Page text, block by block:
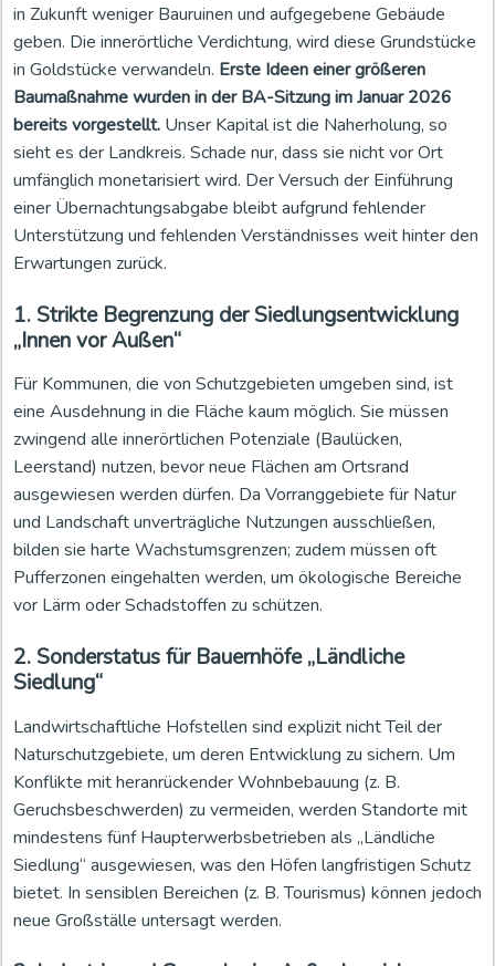
in Zukunft weniger Bauruinen und aufgegebene Gebäude
geben. Die innerörtliche Verdichtung, wird diese Grundstücke
in Goldstücke verwandeln. Erste Ideen einer größeren
Baumaßnahme wurden in der BA-Sitzung im Januar 2026
bereits vorgestellt. Unser Kapital ist die Naherholung, so
sieht es der Landkreis. Schade nur, dass sie nicht vor Ort
umfänglich monetarisiert wird. Der Versuch der Einführung
einer Übernachtungsabgabe bleibt aufgrund fehlender
Unterstützung und fehlenden Verständnisses weit hinter den
Erwartungen zurück.
1. Strikte Begrenzung der Siedlungsentwicklung
„Innen vor Außen“
Für Kommunen, die von Schutzgebieten umgeben sind, ist
eine Ausdehnung in die Fläche kaum möglich. Sie müssen
zwingend alle innerörtlichen Potenziale (Baulücken,
Leerstand) nutzen, bevor neue Flächen am Ortsrand
ausgewiesen werden dürfen. Da Vorranggebiete für Natur
und Landschaft unverträgliche Nutzungen ausschließen,
bilden sie harte Wachstumsgrenzen; zudem müssen oft
Pufferzonen eingehalten werden, um ökologische Bereiche
vor Lärm oder Schadstoffen zu schützen.
2. Sonderstatus für Bauernhöfe „Ländliche
Siedlung“
Landwirtschaftliche Hofstellen sind explizit nicht Teil der
Naturschutzgebiete, um deren Entwicklung zu sichern. Um
Konflikte mit heranrückender Wohnbebauung (z. B.
Geruchsbeschwerden) zu vermeiden, werden Standorte mit
mindestens fünf Haupterwerbsbetrieben als „Ländliche
Siedlung“ ausgewiesen, was den Höfen langfristigen Schutz
bietet. In sensiblen Bereichen (z. B. Tourismus) können jedoch
neue Großställe untersagt werden.